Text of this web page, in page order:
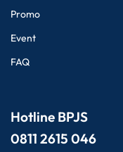
Promo
Event
FAQ
Hotline BPJS
0811 2615 046